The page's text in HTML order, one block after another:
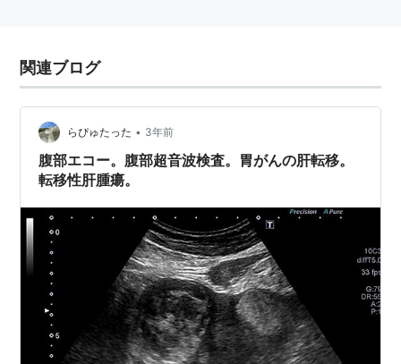
関連ブログ
らぴゅたった • 3年前
腹部エコー。腹部超音波検査。胃がんの肝転移。
転移性肝腫瘍。